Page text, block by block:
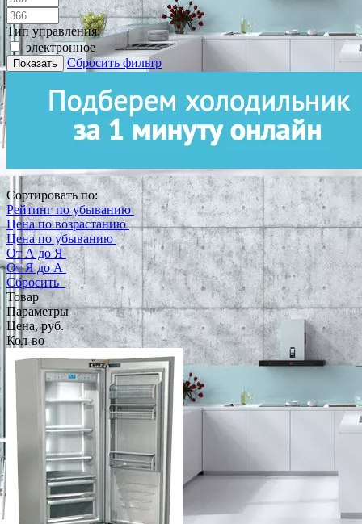
Тип управления:
электронное
Показать Сбросить фильтр
Сортировать по:
Рейтинг по убыванию
Цена по возрастанию
Цена по убыванию
От А до Я
От Я до А
Сбросить
Товар
Параметры
Цена, руб.
Кол-во